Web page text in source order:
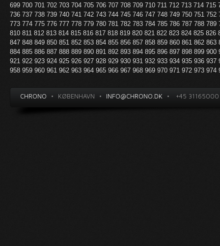
699 700 701 702 703 704 705 706 707 708 709 710 711 712 713 714 715
736 737 738 739 740 741 742 743 744 745 746 747 748 749 750 751 752
773 774 775 776 777 778 779 780 781 782 783 784 785 786 787 788 789
810 811 812 813 814 815 816 817 818 819 820 821 822 823 824 825 826
847 848 849 850 851 852 853 854 855 856 857 858 859 860 861 862 863
884 885 886 887 888 889 890 891 892 893 894 895 896 897 898 899 900
921 922 923 924 925 926 927 928 929 930 931 932 933 934 935 936 937
958 959 960 961 962 963 964 965 966 967 968 969 970 971 972 973 974
CHRONO • KØBENHAVN • INFO@CHRONO.DK • +45 31165000